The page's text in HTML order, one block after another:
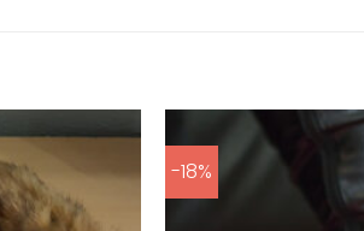
Aan
verlanglijst
toevoegen
-18%